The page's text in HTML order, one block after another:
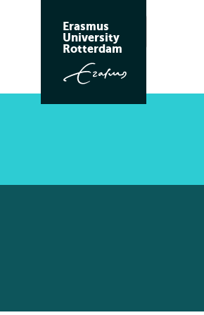
Zoeken
Erasmus
University
Rotterdam